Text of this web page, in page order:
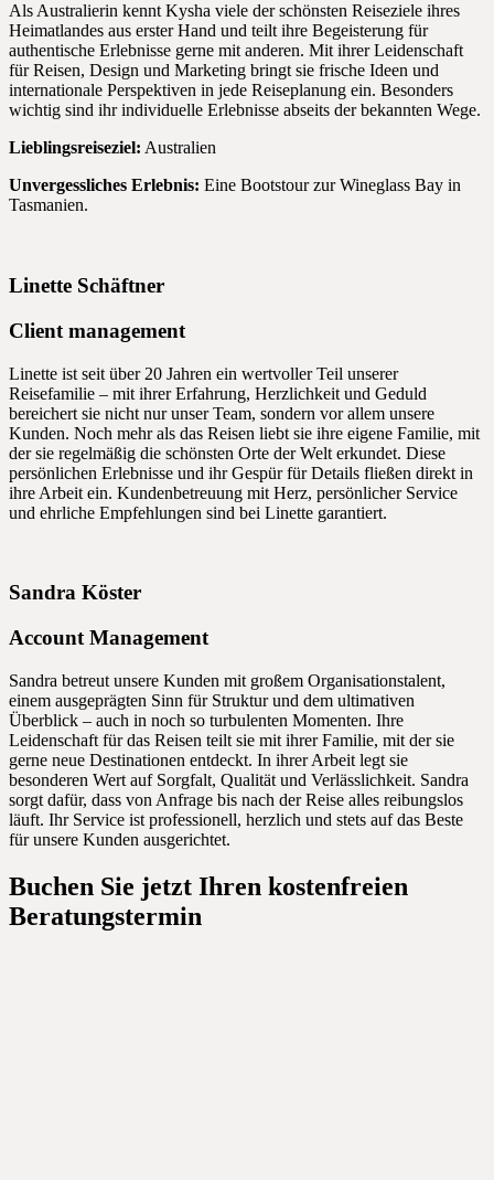
Als Australierin kennt Kysha viele der schönsten Reiseziele ihres
Heimatlandes aus erster Hand und teilt ihre Begeisterung für
authentische Erlebnisse gerne mit anderen. Mit ihrer Leidenschaft
für Reisen, Design und Marketing bringt sie frische Ideen und
internationale Perspektiven in jede Reiseplanung ein. Besonders
wichtig sind ihr individuelle Erlebnisse abseits der bekannten Wege.
Lieblingsreiseziel: Australien
Unvergessliches Erlebnis: Eine Bootstour zur Wineglass Bay in
Tasmanien.
Linette Schäftner
Client management
Linette ist seit über 20 Jahren ein wertvoller Teil unserer
Reisefamilie – mit ihrer Erfahrung, Herzlichkeit und Geduld
bereichert sie nicht nur unser Team, sondern vor allem unsere
Kunden. Noch mehr als das Reisen liebt sie ihre eigene Familie, mit
der sie regelmäßig die schönsten Orte der Welt erkundet. Diese
persönlichen Erlebnisse und ihr Gespür für Details fließen direkt in
ihre Arbeit ein. Kundenbetreuung mit Herz, persönlicher Service
und ehrliche Empfehlungen sind bei Linette garantiert.
Sandra Köster
Account Management
Sandra betreut unsere Kunden mit großem Organisationstalent,
einem ausgeprägten Sinn für Struktur und dem ultimativen
Überblick – auch in noch so turbulenten Momenten. Ihre
Leidenschaft für das Reisen teilt sie mit ihrer Familie, mit der sie
gerne neue Destinationen entdeckt. In ihrer Arbeit legt sie
besonderen Wert auf Sorgfalt, Qualität und Verlässlichkeit. Sandra
sorgt dafür, dass von Anfrage bis nach der Reise alles reibungslos
läuft. Ihr Service ist professionell, herzlich und stets auf das Beste
für unsere Kunden ausgerichtet.
Buchen Sie jetzt Ihren kostenfreien
Beratungstermin